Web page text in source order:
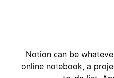
Notion can be
online notebook, a